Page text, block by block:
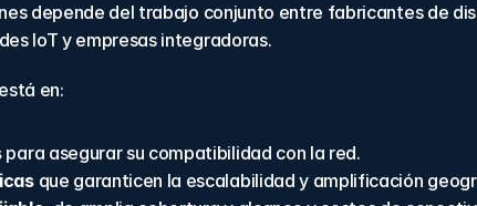
depende del trabajo conjunto entre fabricantes de
IoT y empresas integradoras.
en:
para asegurar su compatibilidad con la red.
que garanticen la escalabilidad y amplificación